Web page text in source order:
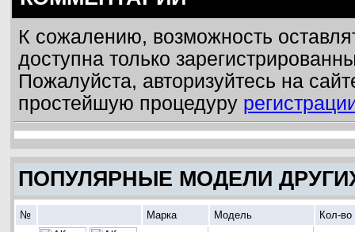
К сожалению, возможность
доступна только
Пожалуйста, авторизуйтесь на
простейшую процедуру
ПОПУЛЯРНЫЕ МОДЕЛИ
№ Марка Модель Кол-во